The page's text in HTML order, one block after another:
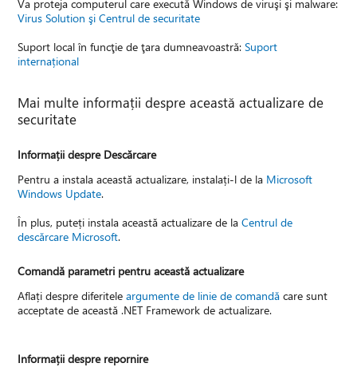
Va proteja computerul care execută Windows de viruşi şi malware:
Virus Solution şi Centrul de securitate
Suport local în funcţie de ţara dumneavoastră:Suport
internațional
Mai multe informații despre această actualizare de
securitate
Informații despre Descărcare
Pentru a instala această actualizare, instalați-l de la Microsoft
Windows Update.
În plus, puteți instala această actualizare de laCentrul de
descărcare Microsoft.
Comandă parametri pentru această actualizare
Aflați despre diferiteleargumente de linie de comandă care sunt
acceptate de această .NET Framework de actualizare.
Informații despre repornire